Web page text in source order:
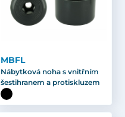
MBFL
Nábytková noha s vnitřním
šestihranem a protiskluzem